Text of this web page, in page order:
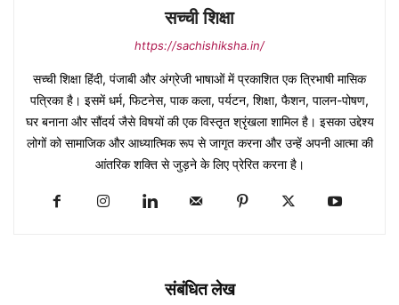
सच्ची शिक्षा
https://sachishiksha.in/
सच्ची शिक्षा हिंदी, पंजाबी और अंग्रेजी भाषाओं में प्रकाशित एक त्रिभाषी मासिक
पत्रिका है। इसमें धर्म, फिटनेस, पाक कला, पर्यटन, शिक्षा, फैशन, पालन-पोषण,
घर बनाना और सौंदर्य जैसे विषयों की एक विस्तृत श्रृंखला शामिल है। इसका उद्देश्य
लोगों को सामाजिक और आध्यात्मिक रूप से जागृत करना और उन्हें अपनी आत्मा की
आंतरिक शक्ति से जुड़ने के लिए प्रेरित करना है।
संबंधित लेख